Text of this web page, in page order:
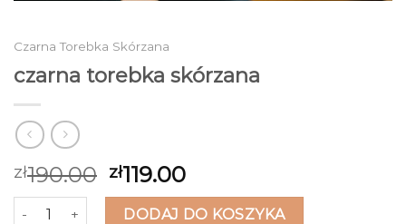
Czarna Torebka Skórzana
czarna torebka skórzana
zł190.00 zł119.00
ilość czarna torebka skórzanaDODAJ DO KOSZYKA